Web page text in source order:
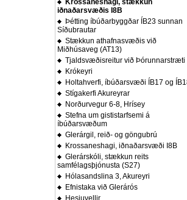
Krossaneshagi, stækkun
iðnaðarsvæðis I8B
Þétting íbúðarbyggðar ÍB23 sunnan
Síðubrautar
Stækkun athafnasvæðis við
Miðhúsaveg (AT13)
Tjaldsvæðisreitur við Þórunnarstræti
Krókeyri
Holtahverfi, íbúðarsvæði ÍB17 og
Stígakerfi Akureyrar
Norðurvegur 6-8, Hrísey
Stefna um gististarfsemi á
íbúðarsvæðum
Glerárgil, reið- og göngubrú
Krossaneshagi, iðnaðarsvæði I8B
Glerárskóli, stækkun reits
samfélagsþjónusta (S27)
Hólasandslina 3, Akureyri
Efnistaka við Glerárós
Hesjuvellir